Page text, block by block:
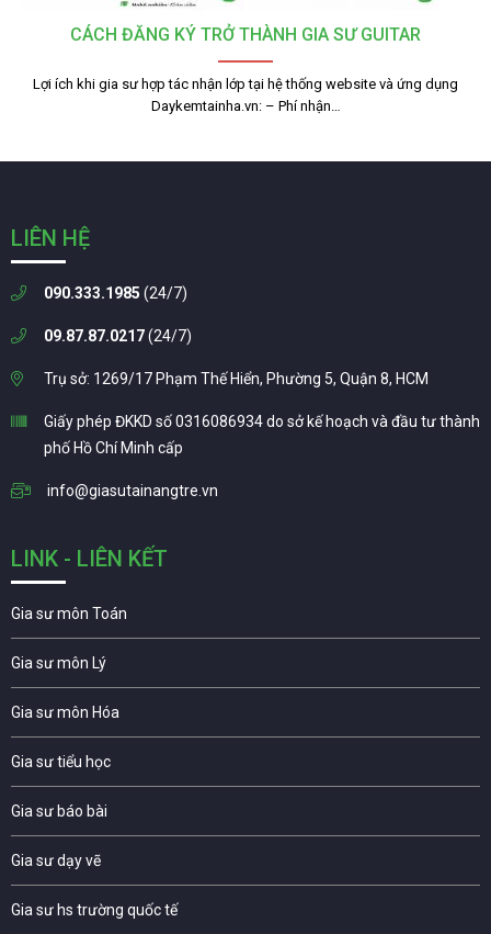
CÁCH ĐĂNG KÝ TRỞ THÀNH GIA SƯ GUITAR
Lợi ích khi gia sư hợp tác nhận lớp tại hệ thống website và ứng dụng
Daykemtainha.vn: – Phí nhận…
LIÊN HỆ
090.333.1985 (24/7)
09.87.87.0217(24/7)
Trụ sở: 1269/17 Phạm Thế Hiển, Phường 5, Quận 8, HCM
Giấy phép ĐKKD số 0316086934 do sở kế hoạch và đầu tư thành
phố Hồ Chí Minh cấp
info@giasutainangtre.vn
LINK - LIÊN KẾT
Gia sư môn Toán
Gia sư môn Lý
Gia sư môn Hóa
Gia sư tiểu học
Gia sư báo bài
Gia sư dạy vẽ
Gia sư hs trường quốc tế